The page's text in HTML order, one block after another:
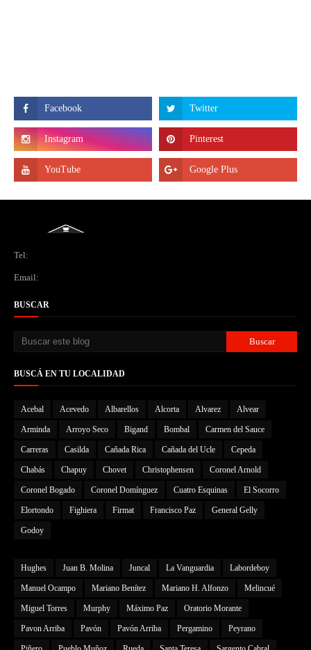
Tel:
Email:
BUSCAR
BUSCÁ EN TU LOCALIDAD
Acebal Acevedo Albarellos Alcorta Alvarez Alvear
Arminda Arroyo Seco Bigand Bombal Carmen del Sauce
Carreras Casilda Cañada Rica Cañada del Ucle Cepeda
Chabás Chapuy Chovet Christophensen Coronel Arnold
Coronel Bogado Coronel Domínguez Cuatro Esquinas El Socorro
Elortondo Fighiera Firmat Francisco Paz General Gelly
Godoy
Hughes Juan B. Molina Juncal La Vanguardia Labordeboy
Manuel Ocampo Mariano Benítez Mariano H. Alfonzo Melincué
Miguel Torres Murphy Máximo Paz Oratorio Morante
Pavon Arriba Pavón Pavón Arriba Pergamino Peyrano